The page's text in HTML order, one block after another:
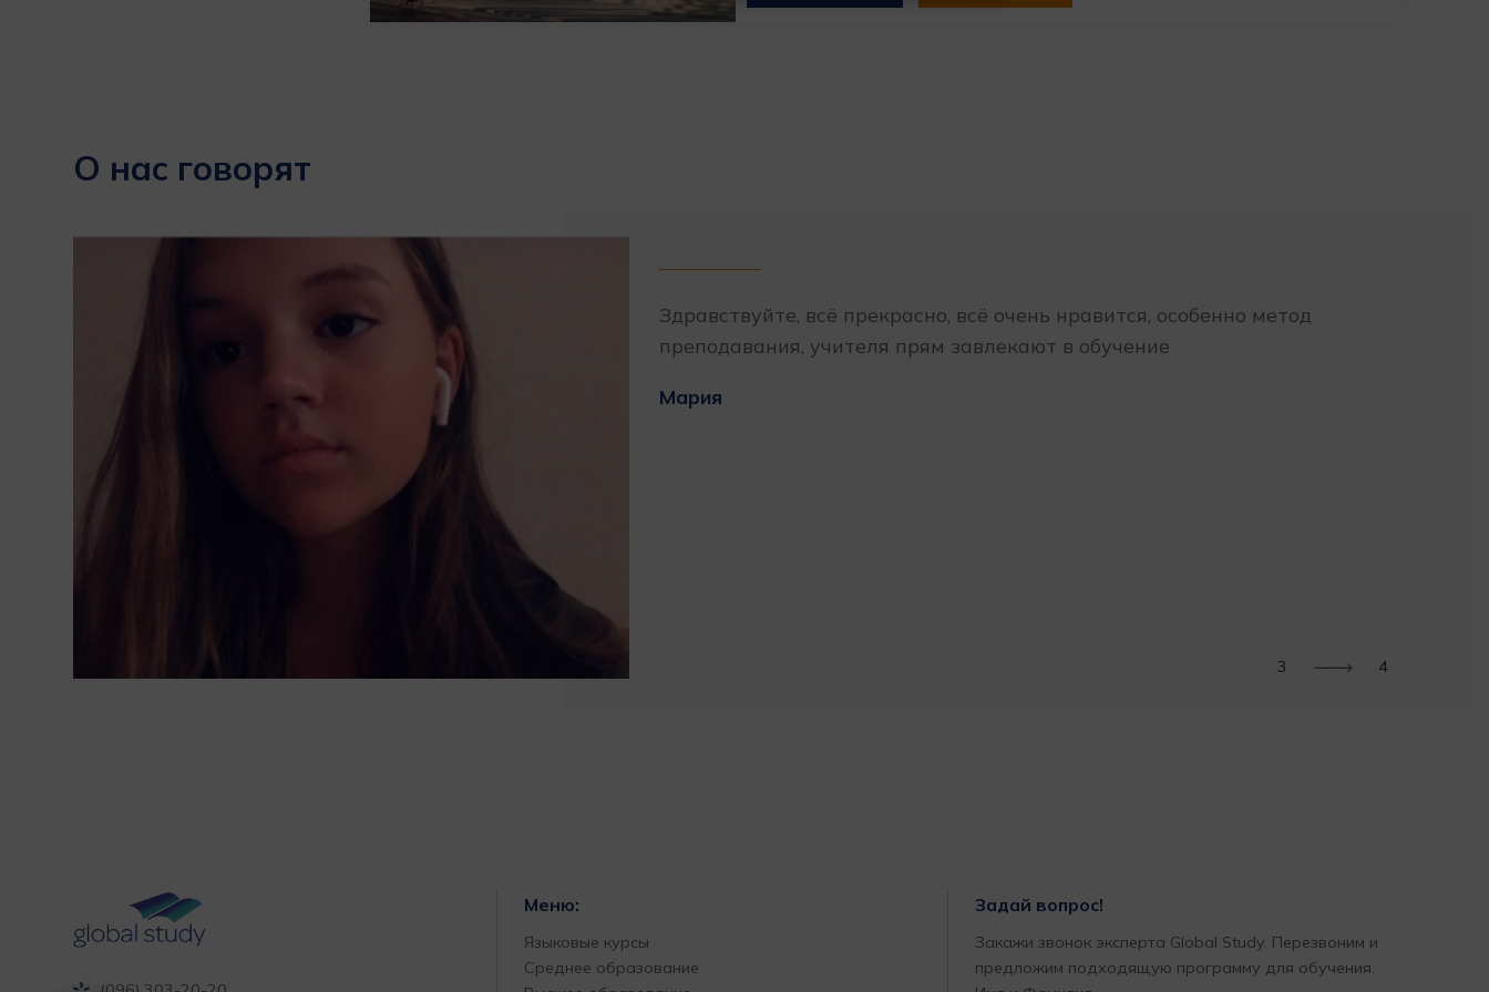
О нас говорят
Здравствуйте, всё прекрасно, всё очень нравится, особенно метод
преподавания, учителя прям завлекают в обучение
Мария
3 4
Меню:
Языковые курсы
Среднее образование
Задай вопрос!
Закажи звонок эксперта Global Study. Перезвоним и
предложим подходящую программу для обучения.